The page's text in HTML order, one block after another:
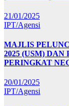
21/01/2025
IPT/Agensi
MAJLIS
2025 (USM)
PERINGKAT
20/01/2025
IPT/Agensi